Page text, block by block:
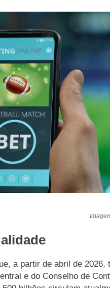
a partir de abril de
e do Conselho de